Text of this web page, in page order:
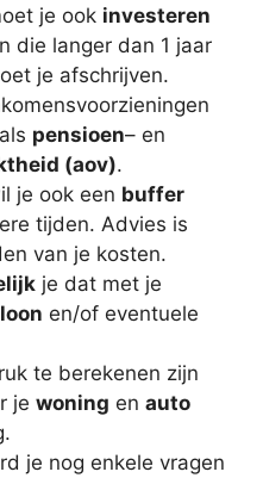
je ook investeren
die langer dan 1 jaar
je afschrijven.
pensioen– en
(aov).
je ook een buffer
tijden. Advies is
van je kosten.
je dat met je
en/of eventuele
te berekenen zijn
je woning en auto
je nog enkele vragen